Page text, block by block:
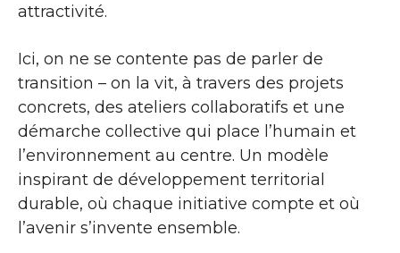
attractivité.
Ici, on ne se contente pas de parler de
transition – on la vit, à travers des projets
concrets, des ateliers collaboratifs et une
démarche collective qui place l’humain et
l’environnement au centre. Un modèle
inspirant de développement territorial
durable, où chaque initiative compte et où
l’avenir s’invente ensemble.